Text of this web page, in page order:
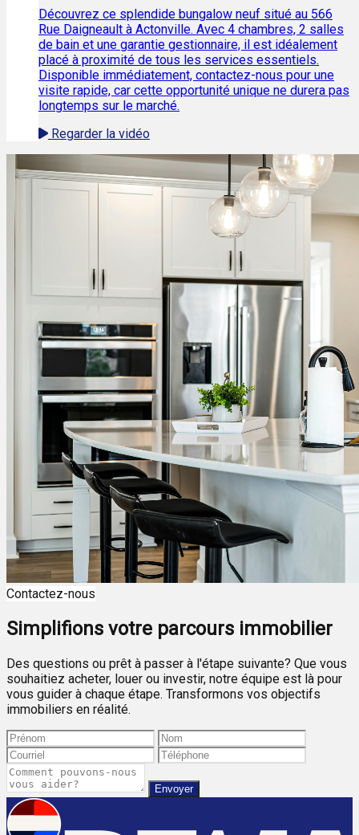
Découvrez ce splendide bungalow neuf situé au 566
Rue Daigneault à Actonville. Avec 4 chambres, 2 salles
de bain et une garantie gestionnaire, il est idéalement
placé à proximité de tous les services essentiels.
Disponible immédiatement, contactez-nous pour une
visite rapide, car cette opportunité unique ne durera pas
longtemps sur le marché.
Regarder la vidéo
Contactez-nous
Simplifions votre parcours immobilier
Des questions ou prêt à passer à l'étape suivante? Que vous
souhaitiez acheter, louer ou investir, notre équipe est là pour
vous guider à chaque étape. Transformons vos objectifs
immobiliers en réalité.
Envoyer